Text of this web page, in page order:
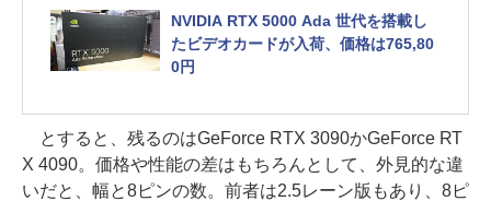
NVIDIA RTX 5000 Ada 世代を搭載し
たビデオカードが入荷、価格は765,80
0円
とすると、残るのはGeForce RTX 3090かGeForce RT
X 4090。価格や性能の差はもちろんとして、外見的な違
いだと、幅と8ピンの数。前者は2.5レーン版もあり、8ピ